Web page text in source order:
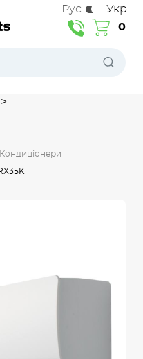
0
Рус Укр
Кондиціонери